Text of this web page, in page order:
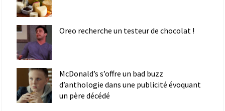
Oreo recherche un testeur de chocolat !
McDonald’s s’offre un bad buzz
d’anthologie dans une publicité évoquant
un père décédé